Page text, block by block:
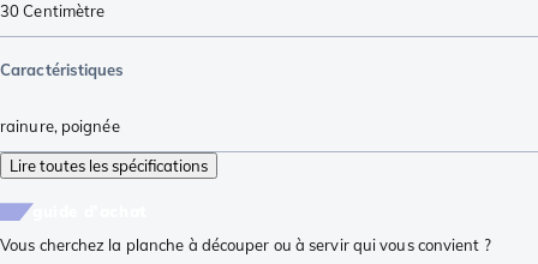
30Centimètre
Caractéristiques
rainure, poignée
Lire toutes les spécifications
Vous cherchez la planche à découper ou à servir qui vous convient ?